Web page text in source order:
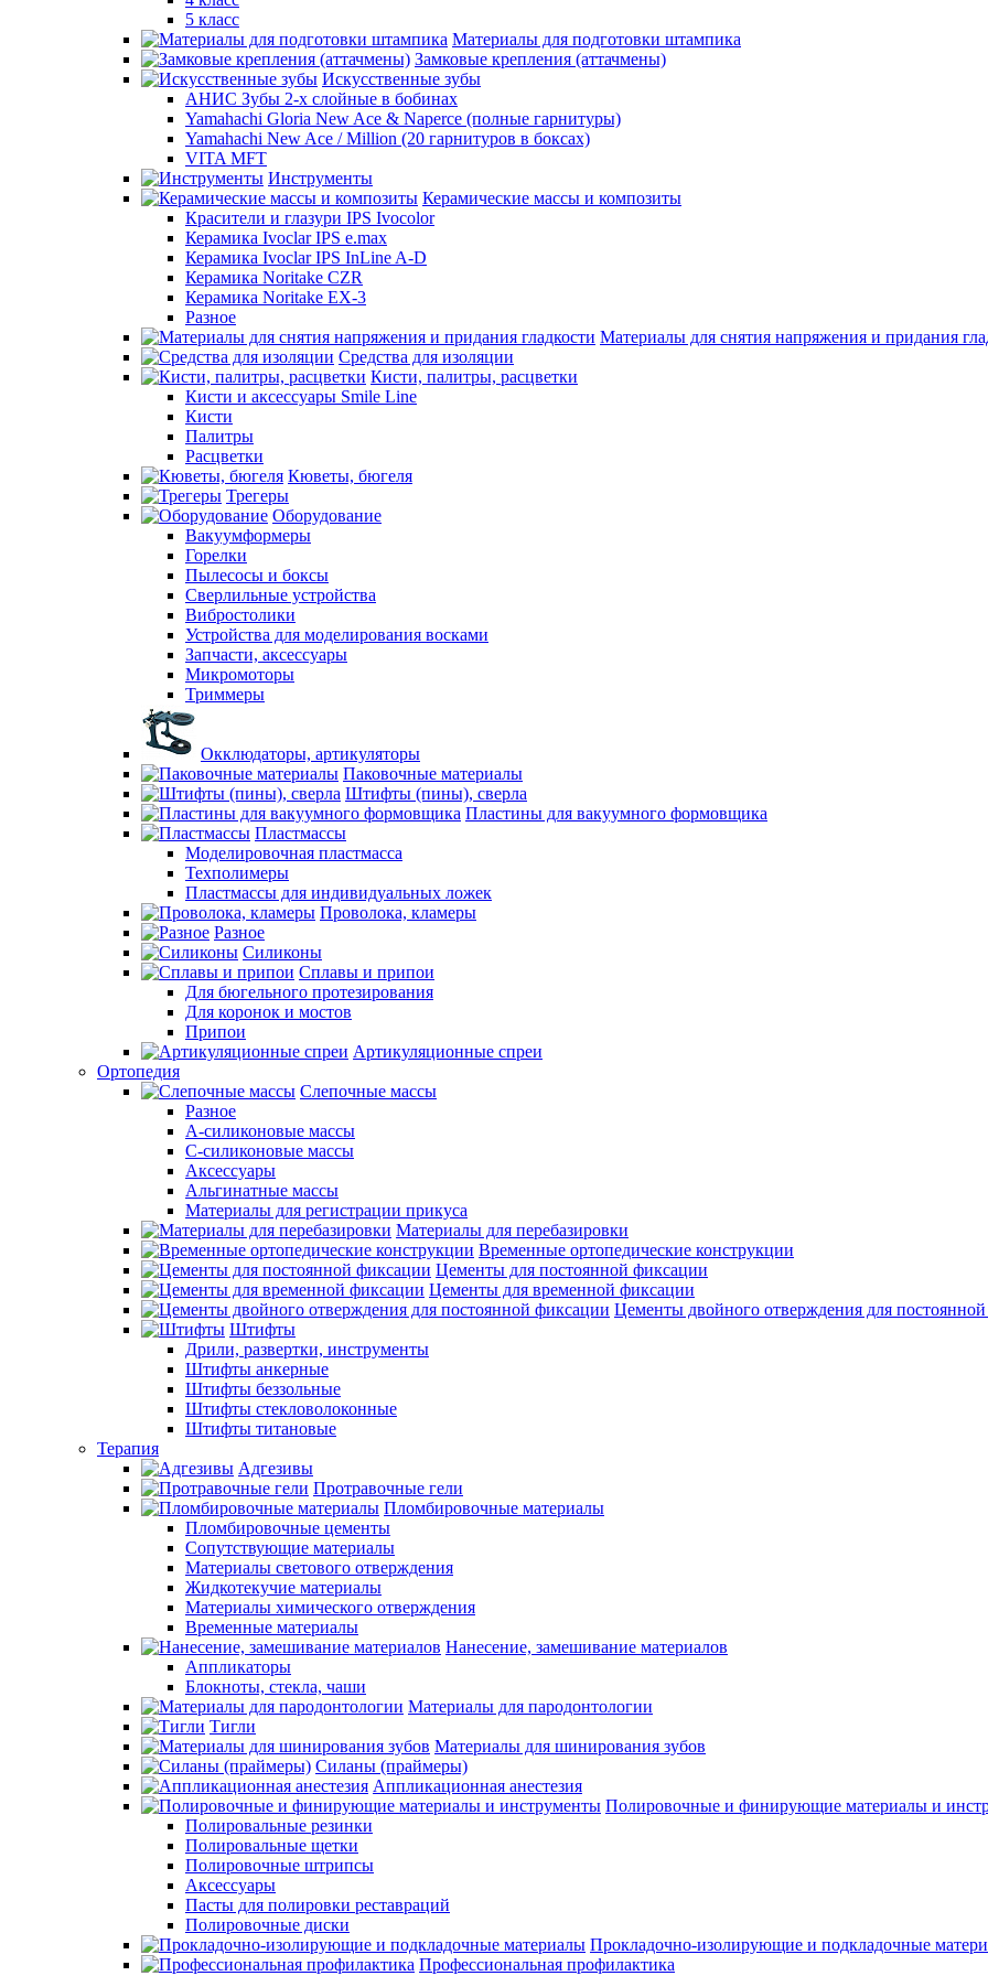
5 класс
Материалы для подготовки штампика
Замковые крепления (аттачмены)
Искусственные зубы
АНИС Зубы 2-х слойные в бобинах
Yamahachi Gloria New Ace & Naperce (полные гарнитуры)
Yamahachi New Ace / Million (20 гарнитуров в боксах)
VITA MFT
Инструменты
Керамические массы и композиты
Красители и глазури IPS Ivocolor
Керамика Ivoclar IPS e.max
Керамика Ivoclar IPS InLine A-D
Керамика Noritake CZR
Керамика Noritake EX-3
Разное
Материалы для снятия напряжения и придания
Средства для изоляции
Кисти, палитры, расцветки
Кисти и аксессуары Smile Line
Кисти
Палитры
Расцветки
Кюветы, бюгеля
Трегеры
Оборудование
Вакуумформеры
Горелки
Пылесосы и боксы
Сверлильные устройства
Вибростолики
Устройства для моделирования восками
Запчасти, аксессуары
Микромоторы
Триммеры
Окклюдаторы, артикуляторы
Паковочные материалы
Штифты (пины), сверла
Пластины для вакуумного формовщика
Пластмассы
Моделировочная пластмасса
Техполимеры
Пластмассы для индивидуальных ложек
Проволока, кламеры
Разное
Силиконы
Сплавы и припои
Для бюгельного протезирования
Для коронок и мостов
Припои
Артикуляционные спреи
Ортопедия
Слепочные массы
Разное
А-силиконовые массы
С-силиконовые массы
Аксессуары
Альгинатные массы
Материалы для регистрации прикуса
Материалы для перебазировки
Временные ортопедические конструкции
Цементы для постоянной фиксации
Цементы для временной фиксации
Цементы двойного отверждения для
Штифты
Дрили, развертки, инструменты
Штифты анкерные
Штифты беззольные
Штифты стекловолоконные
Штифты титановые
Терапия
Адгезивы
Протравочные гели
Пломбировочные материалы
Пломбировочные цементы
Сопутствующие материалы
Материалы светового отверждения
Жидкотекучие материалы
Материалы химического отверждения
Временные материалы
Нанесение, замешивание материалов
Аппликаторы
Блокноты, стекла, чаши
Материалы для пародонтологии
Тигли
Материалы для шинирования зубов
Силаны (праймеры)
Аппликационная анестезия
Полировочные и финирующие материалы и
Полировальные резинки
Полировальные щетки
Полировочные штрипсы
Аксессуары
Пасты для полировки реставраций
Полировочные диски
Прокладочно-изолирующие и подкладочные
Профессиональная профилактика